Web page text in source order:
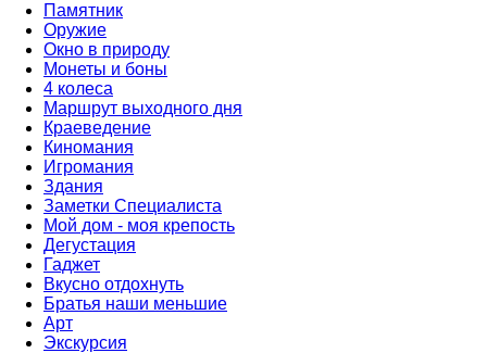
Памятник
Оружие
Окно в природу
Монеты и боны
4 колеса
Маршрут выходного дня
Краеведение
Киномания
Игромания
Здания
Заметки Специалиста
Мой дом - моя крепость
Дегустация
Гаджет
Вкусно отдохнуть
Братья наши меньшие
Арт
Экскурсия